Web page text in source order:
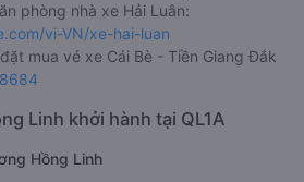
phòng nhà xe Hải Luân:
vi-VN/xe-hai-luan
mua vé xe Cái Bè - Tiền Giang Đắk
Linh khởi hành tại QL1A
Hồng Linh